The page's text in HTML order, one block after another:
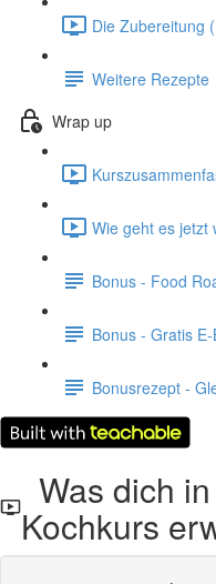
Die Zubereitung
Weitere Rezepte
Wrap up
Wie geht es jetzt
Bonus - Food
Bonus - Gratis
Bonusrezept -
Was dich in
Kochkurs